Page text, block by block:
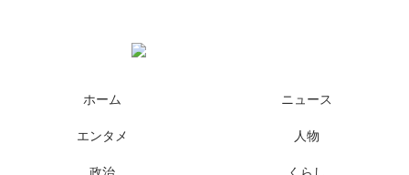
ホーム ニュース
エンタメ 人物